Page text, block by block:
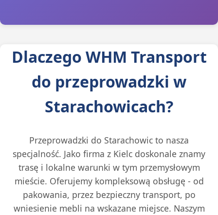
Dlaczego WHM Transport
do przeprowadzki w
Starachowicach?
Przeprowadzki do Starachowic to nasza
specjalność. Jako firma z Kielc doskonale znamy
trasę i lokalne warunki w tym przemysłowym
mieście. Oferujemy kompleksową obsługę - od
pakowania, przez bezpieczny transport, po
wniesienie mebli na wskazane miejsce. Naszym